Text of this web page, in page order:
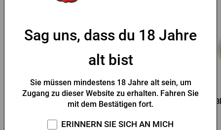
Growler Pilsner Urquell 1l Pilsner Urquell Growler 2l
Sag uns, dass du 18 Jahre
alt bist
Sie müssen mindestens 18 Jahre alt sein, um
Zugang zu dieser Website zu erhalten. Fahren Sie
mit dem Bestätigen fort.
ERINNERN SIE SICH AN MICH